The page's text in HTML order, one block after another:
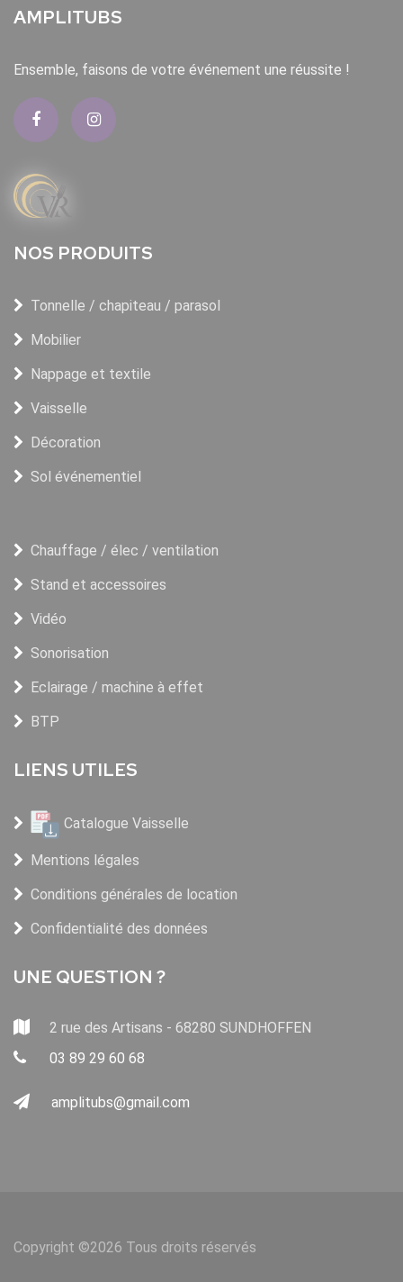
AMPLITUBS
Ensemble, faisons de votre événement une réussite !
NOS PRODUITS
Tonnelle / chapiteau / parasol
Mobilier
Nappage et textile
Vaisselle
Décoration
Sol événementiel
Chauffage / élec / ventilation
Stand et accessoires
Vidéo
Sonorisation
Eclairage / machine à effet
BTP
LIENS UTILES
Catalogue Vaisselle
Mentions légales
Conditions générales de location
Confidentialité des données
UNE QUESTION ?
2 rue des Artisans - 68280 SUNDHOFFEN
03 89 29 60 68
amplitubs@gmail.com
Copyright ©2026 Tous droits réservés